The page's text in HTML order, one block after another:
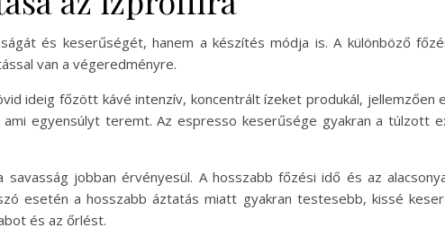
és keserűségét, hanem a készítés módja is. A különböző
van a végeredményre.
ideig főzött kávé intenzív, koncentrált ízeket produkál, jellemzően
egyensúlyt teremt. Az espresso keserűsége gyakran a túlzott
jobban érvényesül. A hosszabb főzési idő és az
esetén a hosszabb áztatás miatt gyakran testesebb, kissé
és az őrlést.